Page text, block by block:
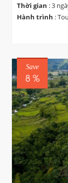
Thời gian : 3
Hành trình :
Save
8 %